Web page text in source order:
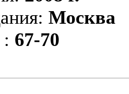
Москва
67-70